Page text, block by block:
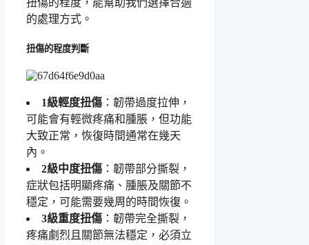
扭傷的程度，能幫助我們選擇合適
的處理方式。
扭傷的程度判斷
1級輕度扭傷 ：韌帶過度拉伸，
可能會有輕微疼痛和腫脹，但功能
大致正常，恢復時間通常在幾天
內。
2級中度扭傷 ：韌帶部分撕裂，
症狀包括明顯疼痛、腫脹及關節不
穩定，可能需要幾周的時間恢復。
3級重度扭傷 ：韌帶完全撕裂，
疼痛劇烈且關節無法穩定，必須立